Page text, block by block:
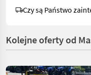
Czy są Państwo
Kolejne oferty od